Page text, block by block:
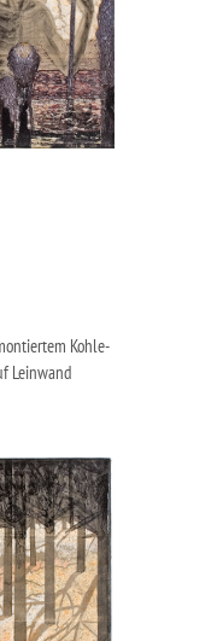
Kohle-
Leinwand